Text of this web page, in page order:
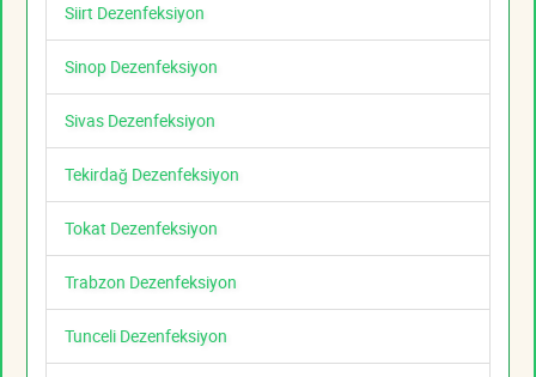
Siirt Dezenfeksiyon
Sinop Dezenfeksiyon
Sivas Dezenfeksiyon
Tekirdağ Dezenfeksiyon
Tokat Dezenfeksiyon
Trabzon Dezenfeksiyon
Tunceli Dezenfeksiyon